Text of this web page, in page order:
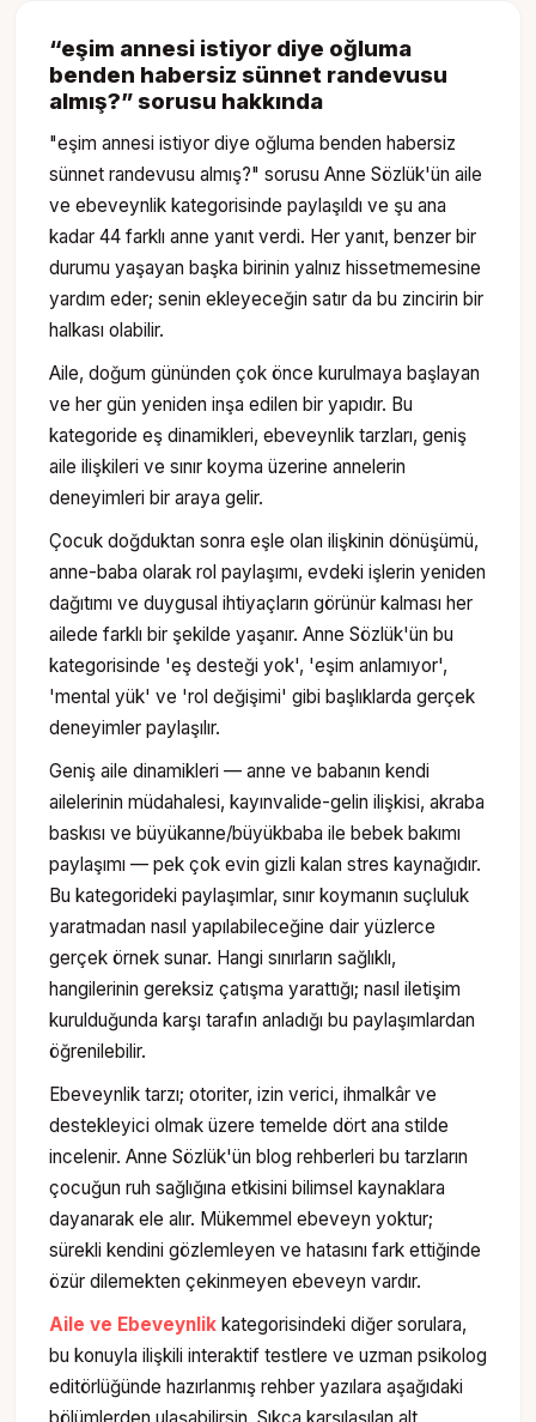
“eşim annesi istiyor diye oğluma
benden habersiz sünnet randevusu
almış?” sorusu hakkında
"eşim annesi istiyor diye oğluma benden habersiz
sünnet randevusu almış?" sorusu Anne Sözlük'ün aile
ve ebeveynlik kategorisinde paylaşıldı ve şu ana
kadar 44 farklı anne yanıt verdi. Her yanıt, benzer bir
durumu yaşayan başka birinin yalnız hissetmemesine
yardım eder; senin ekleyeceğin satır da bu zincirin bir
halkası olabilir.
Aile, doğum gününden çok önce kurulmaya başlayan
ve her gün yeniden inşa edilen bir yapıdır. Bu
kategoride eş dinamikleri, ebeveynlik tarzları, geniş
aile ilişkileri ve sınır koyma üzerine annelerin
deneyimleri bir araya gelir.
Çocuk doğduktan sonra eşle olan ilişkinin dönüşümü,
anne-baba olarak rol paylaşımı, evdeki işlerin yeniden
dağıtımı ve duygusal ihtiyaçların görünür kalması her
ailede farklı bir şekilde yaşanır. Anne Sözlük'ün bu
kategorisinde 'eş desteği yok', 'eşim anlamıyor',
'mental yük' ve 'rol değişimi' gibi başlıklarda gerçek
deneyimler paylaşılır.
Geniş aile dinamikleri — anne ve babanın kendi
ailelerinin müdahalesi, kayınvalide-gelin ilişkisi, akraba
baskısı ve büyükanne/büyükbaba ile bebek bakımı
paylaşımı — pek çok evin gizli kalan stres kaynağıdır.
Bu kategorideki paylaşımlar, sınır koymanın suçluluk
yaratmadan nasıl yapılabileceğine dair yüzlerce
gerçek örnek sunar. Hangi sınırların sağlıklı,
hangilerinin gereksiz çatışma yarattığı; nasıl iletişim
kurulduğunda karşı tarafın anladığı bu paylaşımlardan
öğrenilebilir.
Ebeveynlik tarzı; otoriter, izin verici, ihmalkâr ve
destekleyici olmak üzere temelde dört ana stilde
incelenir. Anne Sözlük'ün blog rehberleri bu tarzların
çocuğun ruh sağlığına etkisini bilimsel kaynaklara
dayanarak ele alır. Mükemmel ebeveyn yoktur;
sürekli kendini gözlemleyen ve hatasını fark ettiğinde
özür dilemekten çekinmeyen ebeveyn vardır.
Aile ve Ebeveynlik kategorisindeki diğer sorulara,
bu konuyla ilişkili interaktif testlere ve uzman psikolog
editörlüğünde hazırlanmış rehber yazılara aşağıdaki